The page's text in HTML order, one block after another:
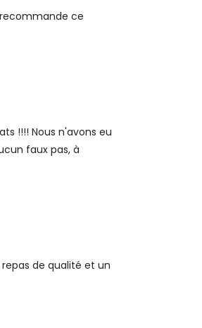
ce
!!!! Nous n'avons eu
faux pas, à
de qualité et un